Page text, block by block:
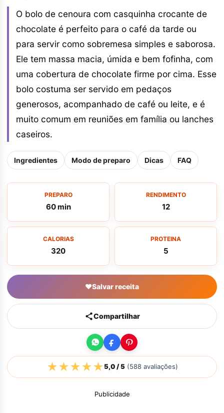
O bolo de cenoura com casquinha crocante de
chocolate é perfeito para o café da tarde ou
para servir como sobremesa simples e saborosa.
Ele tem massa macia, úmida e bem fofinha, com
uma cobertura de chocolate firme por cima. Esse
bolo costuma ser servido em pedaços
generosos, acompanhado de café ou leite, e é
muito comum em reuniões em família ou lanches
caseiros.
Ingredientes Modo de preparo Dicas FAQ
PREPARO
60 min
RENDIMENTO
12
CALORIAS
320
PROTEINA
5
♥Salvar receita
Compartilhar
★★★★★5,0/ 5(588avaliações)
Publicidade